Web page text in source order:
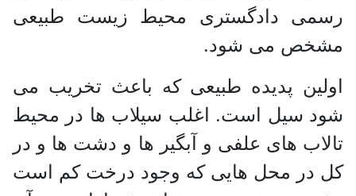
رسمی دادگستری محیط زیست طبیعی
مشخص می شود.
اولین پدیده طبیعی که باعث تخریب می
شود سیل است. اغلب سیلاب ها در محیط
تالاب های علفی و آبگیر ها و دشت ها و در
کل در محل هایی که وجود درخت کم است